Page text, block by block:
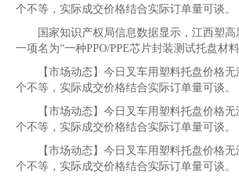
个不等，实际成交价格结合实际订单量可谈。
国家知识产权局信息数据显示，江西塑高
一项名为“一种PPO/PPE芯片封装测试托盘材
【市场动态】今日叉车用塑料托盘价格无
个不等，实际成交价格结合实际订单量可谈。
【市场动态】今日叉车用塑料托盘价格无
个不等，实际成交价格结合实际订单量可谈。
【市场动态】今日叉车用塑料托盘价格无
个不等，实际成交价格结合实际订单量可谈。